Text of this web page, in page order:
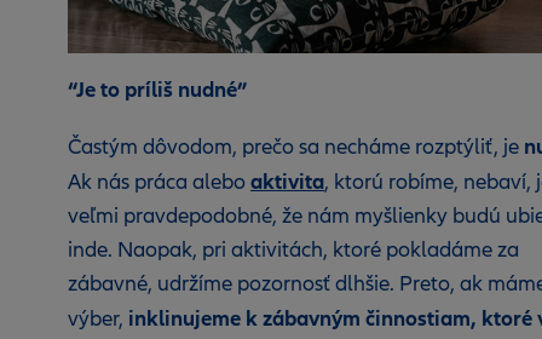
“Je to príliš nudné”
Častým dôvodom, prečo sa necháme rozptýliť, je
Ak nás práca aleboaktivita, ktorú robíme, nebaví,
veľmi pravdepodobné, že nám myšlienky budú
inde. Naopak, pri aktivitách, ktoré pokladáme za
zábavné, udržíme pozornosť dlhšie. Preto, ak
výber, inklinujeme k zábavným činnostiam, ktoré